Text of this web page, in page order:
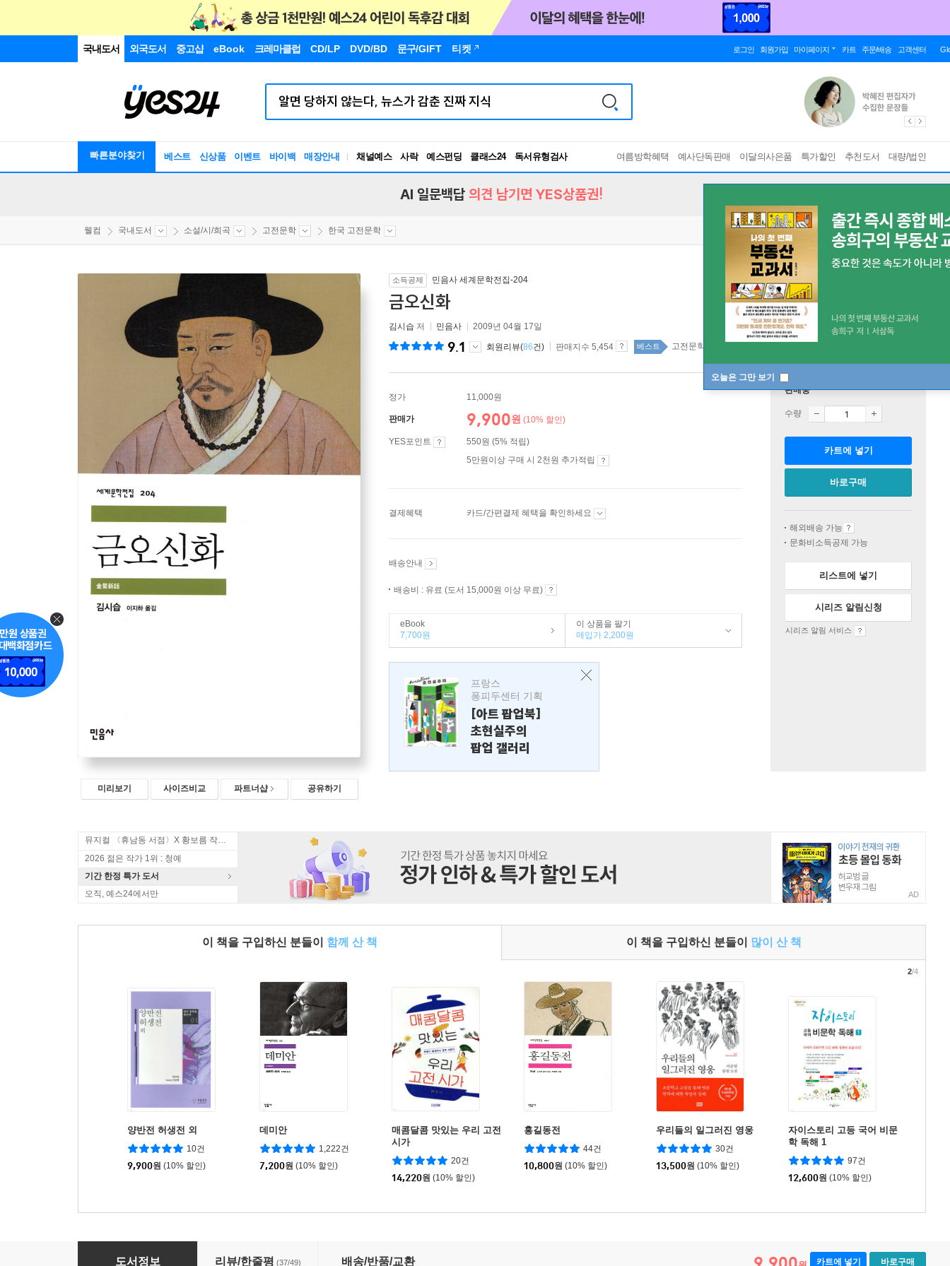
국내도서 외국도서 중고샵 eBook 크레마클럽 CD/LP DVD/BD 문구/GIFT 티켓 로그인 회원가입 마이페이지 카트 주문/배송 고객센터
빠른분야찾기 베스트 신상품 이벤트 바이백 매장안내 채널예스 사락 예스펀딩 클래스24
독서유형검사
RBTI Lab
여름방학혜택 예사단독판매 이달의사은품 특가할인 추천도서 대량/법인
오늘은 그만 보기
AI 일문백답 의견 남기면 YES상품권!
웰컴 국내도서 소설/시/희곡 고전문학 한국 고전문학
미리보기 사이즈비교 파트너샵 공유하기
소득공제 민음사 세계문학전집-204
금오신화
김시습 저 민음사 2009년 04월 17일
9.1 회원리뷰(86건) 판매지수 5,454 베스트 고전문학 top20 13주
정가 11,000원
판매가 9,900원 (10% 할인)
YES포인트
550원 (5% 적립)
5만원이상 구매 시 2천원 추가적립
결제혜택 카드/간편결제 혜택을 확인하세요
배송안내
배송비 : 유료 (도서 15,000원 이상 무료)
eBook
7,700원
이 상품을 팔기
매입가 2,200원
프랑스
퐁피두센터 기획
[아트 팝업북]
초현실주의
팝업 갤러리
판매중
수량
카트에 넣기
바로구매
해외배송 가능
문화비소득공제 가능
리스트에 넣기
시리즈 알림신청
시리즈 알림 서비스
2026 젊은 작가 1위 : 청예
기간 한정 특가 도서
오직, 예스24에서만
AD
이 책을 구입하신 분들이 함께 산 책 이 책을 구입하신 분들이 많이 산 책
양반전 허생전 외
10건
9,900원 (10% 할인)
데미안
1,222건
7,200원 (10% 할인)
매콤달콤 맛있는 우리 고전
시가
20건
14,220원 (10% 할인)
홍길동전
44건
10,800원 (10% 할인)
우리들의 일그러진 영웅
30건
13,500원 (10% 할인)
자이스토리 고등 국어 비문
학 독해 1
97건
12,600원 (10% 할인)
2/4
금오신화
도서정보 리뷰/한줄평 (37/49) 배송/반품/교환 9,900 카트에 넣기 바로구매